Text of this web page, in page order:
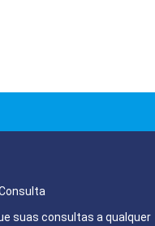
suas consultas a qualquer